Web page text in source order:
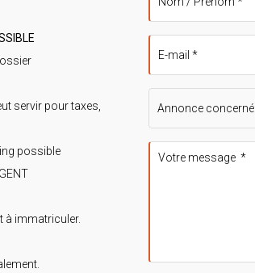
servir pour taxes,
possible
à immatriculer.